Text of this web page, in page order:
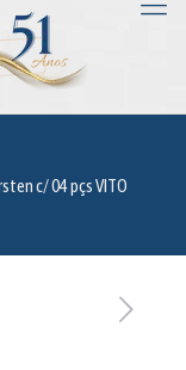
c/ 04 pçs VITO